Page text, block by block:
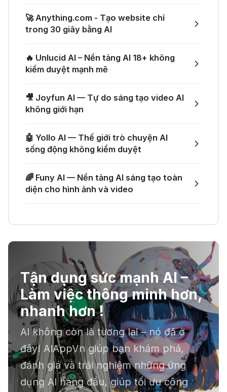
với một prompt
04 Thg 07 2026
🚀 Một GitHub Repository tổng hợp
gần như mọi API AI miễn phí
Plus miễn phí
03 Thg 07 2026
🎁 Nhận miễn phí DeepSeek V4 Pro
và Claude Opus 4.8 trên Merlin AI
🤙 Lindy AI: Tự động hóa thông
minh
🌟 Augment AI Agent - Trợ thủ đắc
ghi âm thành văn bản
☣️ Proxy by Convergence - AI
agent tự động hoá
📕 Kimi AI - Ứng dụng tóm tắt hàng
chục file dữ liệu
🚀 Anything.com - Tạo website chỉ
trong 30 giây bằng AI
🔥 Unlucid AI – Nền tảng AI 18+ không
kiểm duyệt mạnh mẽ
🎥 Joyfun AI — Tự do sáng tạo video AI
không giới hạn
🤖 Yollo AI — Thế giới trò chuyện AI
sống động không kiểm duyệt
🌈 Funy AI — Nền tảng AI sáng tạo toàn
diện cho hình ảnh và video
Tận dụng sức mạnh AI –
Làm việc thông minh hơn,
nhanh hơn !
AI không còn là tương lai – nó đã ở
đây! AIAppVn giúp bạn khám phá,
đánh giá và trải nghiệm những ứng
dụng AI hàng đầu, giúp tối ưu công